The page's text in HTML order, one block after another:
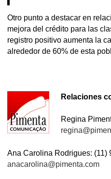
Otro punto a destacar en
mejora del crédito para las
registro positivo aumenta la
alrededor de 60% de esta
Relaciones
Regina
Ana Carolina Rodrigues: (11)
anacarolina@pimenta.com